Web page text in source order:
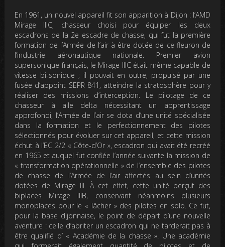
En 1961, un nouvel appareil fit son apparition à Dijon : l’AMD
Mirage IIIC, chasseur choisi pour équiper les deux
escadrons de la 2e escadre de chasse, qui fut la première
formation de l’Armée de l’air à être dotée de ce fleuron de
l’industrie aéronautique nationale. Premier avion
supersonique français, le Mirage IIIC était même capable de
vitesse bi-sonique ; il pouvait en outre, propulsé par une
fusée d’appoint SEPR 841, atteindre la stratosphère pour y
réaliser des missions d’interception. Le pilotage de ce
chasseur à aile delta nécessitant un apprentissage
approfondi, l’Armée de l’air se dota d’une unité spécialisée
dans la formation et le perfectionnement des pilotes
sélectionnés pour évoluer sur cet appareil, et cette mission
échut à l’EC 2/2 « Côte-d’Or », escadron qui avait été recréé
en 1965 et auquel fut confiée l’année suivante la mission de
« transformation opérationnelle » de l’ensemble des pilotes
de chasse de l’Armée de l’air affectés au sein d’unités
dotées de Mirage III. À cet effet, cette unité perçut des
biplaces Mirage IIIB, conservant néanmoins plusieurs
monoplaces pour le « lâcher » des pilotes en solo. Ce fut,
pour la base dijonnaise, le point de départ d’une nouvelle
aventure : celle d’abriter un escadron qui ne tarderait pas à
être qualifié d’ « Académie de la chasse ». Une académie